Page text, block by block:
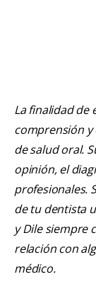
La finalidad de
comprensión y
de salud oral.
opinión, el
profesionales.
de tu dentista
y Dile siempre
relación con
médico.